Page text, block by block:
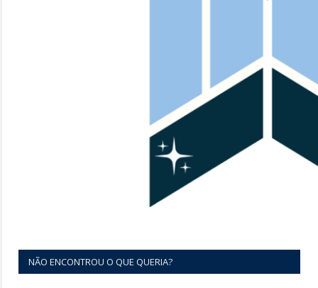
NÃO ENCONTROU O QUE QUERIA?